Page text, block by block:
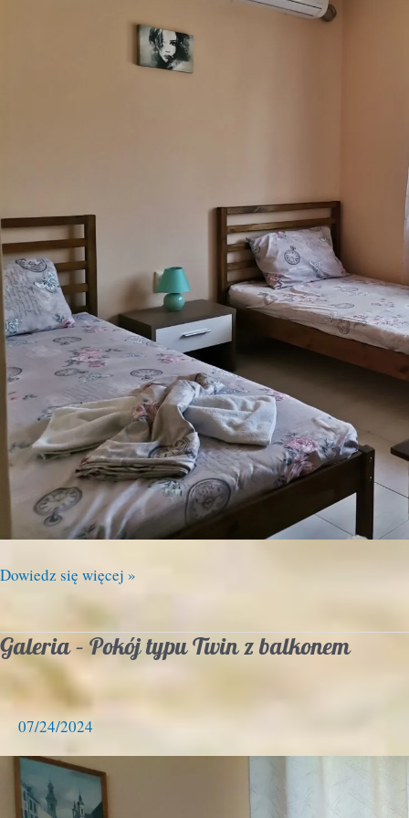
Galeria
typu
Twin
Dowiedz się więcej »
Galeria – Pokój typu Twin z balkonem
07/24/2024